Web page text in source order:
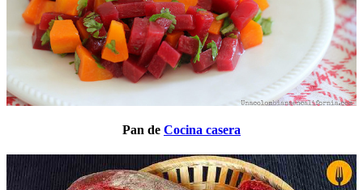
Pan de Cocina casera